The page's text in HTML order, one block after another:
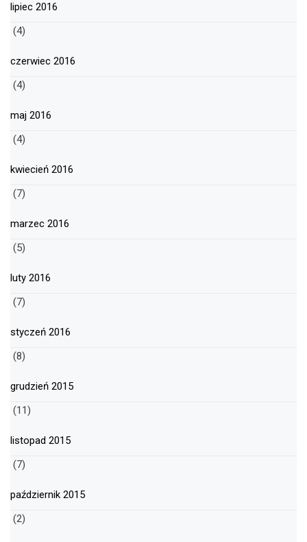
lipiec 2016
(4)
czerwiec 2016
(4)
maj 2016
(4)
kwiecień 2016
(7)
marzec 2016
(5)
luty 2016
(7)
styczeń 2016
(8)
grudzień 2015
(11)
listopad 2015
(7)
październik 2015
(2)